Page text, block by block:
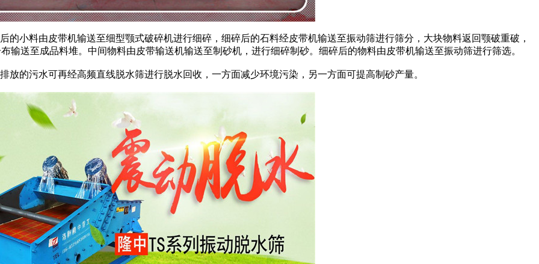
小料由皮带机输送至细型颚式破碎机进行细碎，细碎后的石料经皮带机输送至振动筛进行筛分，大块物料返回颚破重破，
输送至成品料堆。中间物料由皮带输送机输送至制砂机，进行细碎制砂。细碎后的物料由皮带机输送至振动筛进行筛选。
的污水可再经高频直线脱水筛进行脱水回收，一方面减少环境污染，另一方面可提高制砂产量。